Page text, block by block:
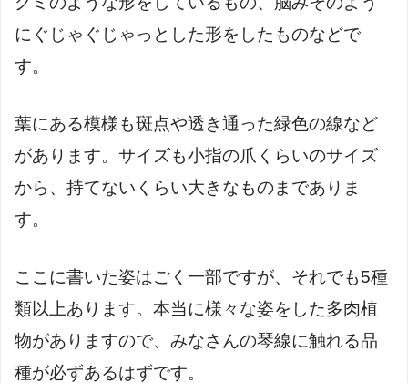
にぐじゃぐじゃっとした形をしたものなどで
す。
葉にある模様も斑点や透き通った緑色の線など
があります。サイズも小指の爪くらいのサイズ
から、持てないくらい大きなものまでありま
す。
ここに書いた姿はごく一部ですが、それでも5種
類以上あります。本当に様々な姿をした多肉植
物がありますので、みなさんの琴線に触れる品
種が必ずあるはずです。